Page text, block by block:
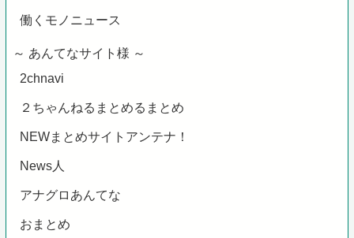
働くモノニュース
～ あんてなサイト様 ～
2chnavi
２ちゃんねるまとめるまとめ
NEWまとめサイトアンテナ！
News人
アナグロあんてな
おまとめ